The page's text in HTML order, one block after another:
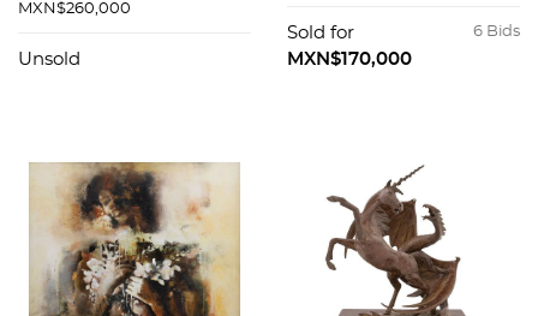
tela. 57 x 77 cm. Con
MXN$260,000
Unsold
documentos.
6 Bids
Sold for
MXN$170,000